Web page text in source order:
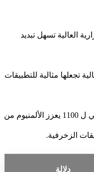
العالية تسهل تبديد
تجعلها مثالية للتطبيقات
: الانتهاء المشرق الطبيعي ل 1100 يعزز الألمنيوم من
الزخرفية.
دلالة